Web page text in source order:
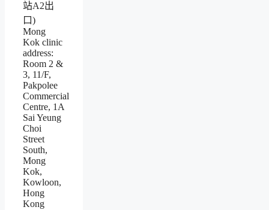
站A2出
口)
Mong
Kok clinic
address:
Room 2 &
3, 11/F,
Pakpolee
Commercial
Centre, 1A
Sai Yeung
Choi
Street
South,
Mong
Kok,
Kowloon,
Hong
Kong